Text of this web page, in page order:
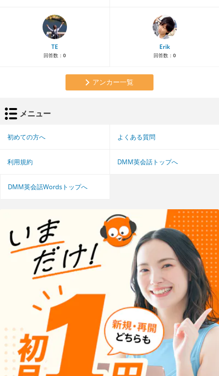
TE
回答数： 0
Erik
回答数： 0
アンカー一覧
メニュー
初めての方へ よくある質問
利用規約 DMM英会話トップへ
DMM英会話Wordsトップへ